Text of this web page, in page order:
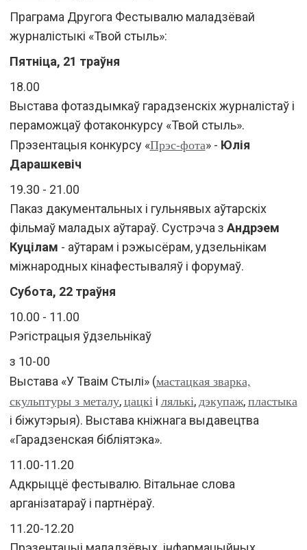
Праграма Другога Фестывалю маладзёвай
журналістыкі «Твой стыль»:
Пятніца, 21 траўня
18.00
Выстава фотаздымкаў гарадзенскіх журналістаў і
пераможцаў фотаконкурсу «Твой стыль».
Прэзентацыя конкурсу «Прэс-фота» - Юлія
Дарашкевіч
19.30 - 21.00
Паказ дакументальных і гульнявых аўтарскіх
фільмаў маладых аўтараў. Сустрэча з Андрэем
Куцілам - аўтарам і рэжысёрам, удзельнікам
міжнародных кінафестываляў і форумаў.
Субота, 22 траўня
10.00 - 11.00
Рэгістрацыя ўдзельнікаў
з 10-00
Выстава «У Тваім Стылі» (мастацкая зварка,
скульптуры з металу,цацкі і лялькі,дэкупаж,пластыка
і біжутэрыя). Выстава кніжнага выдавецтва
«Гарадзенская бібліятэка».
11.00-11.20
Адкрыццё фестывалю. Вітальнае слова
арганізатараў і партнёраў.
11.20-12.20